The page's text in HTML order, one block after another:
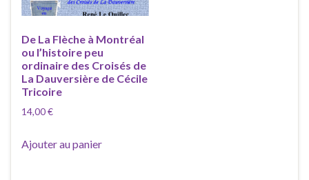
De La Flèche à Montréal
ou l’histoire peu
ordinaire des Croisés de
La Dauversière de Cécile
Tricoire
14,00€
Ajouter au panier